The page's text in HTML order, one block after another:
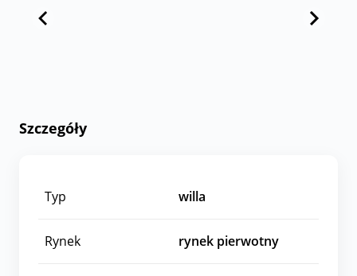
Szczegóły
Typ willa
Rynek rynek pierwotny